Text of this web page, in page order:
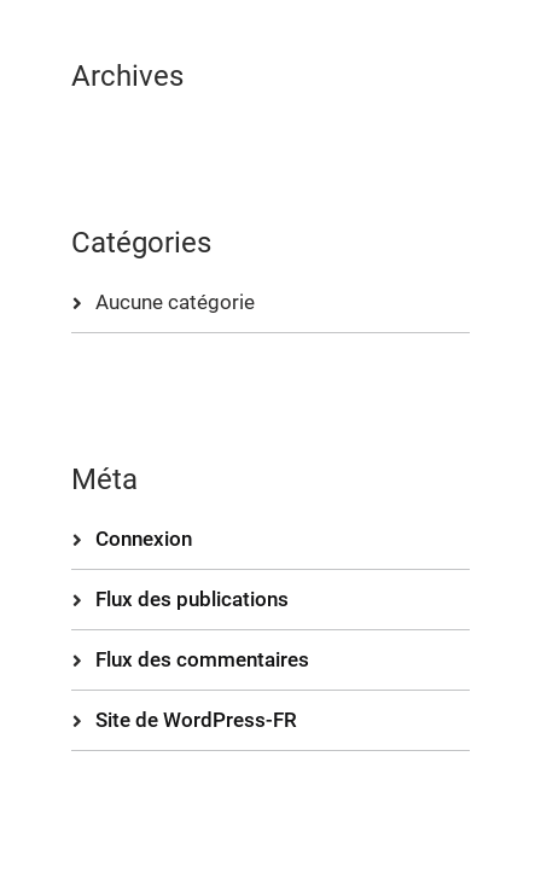
Archives
Catégories
Aucune catégorie
Méta
Connexion
Flux des publications
Flux des commentaires
Site de WordPress-FR